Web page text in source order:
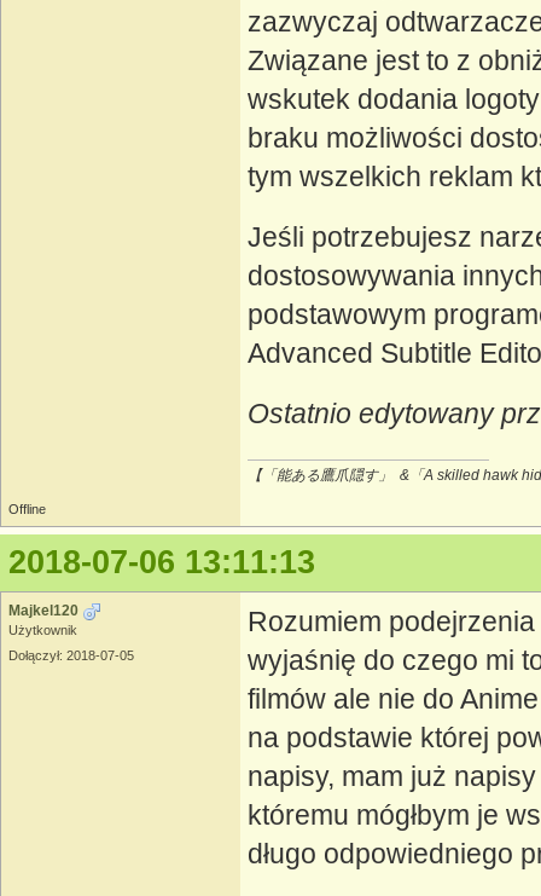
zazwyczaj
Związane jest to z
wskutek dodania
braku możliwości
tym wszelkich reklam
Jeśli potrzebujesz
dostosowywania
podstawowym
Advanced Subtitle
Ostatnio edytowany
【「能ある鷹爪隠す」 &「A skilled hawk
Offline
2018-07-06 13:11:13
Majkel120
Użytkownik
Dołączył: 2018-07-05
Rozumiem
wyjaśnię do czego mi
filmów ale nie do
na podstawie której
napisy, mam już
któremu mógłbym je
długo odpowiedniego